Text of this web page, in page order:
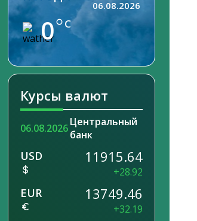
0 C
06.08.2026
Курсы валют
06.08.2026Центральный
банк
USD 11915.64
+28.92
EUR 13749.46
+32.19